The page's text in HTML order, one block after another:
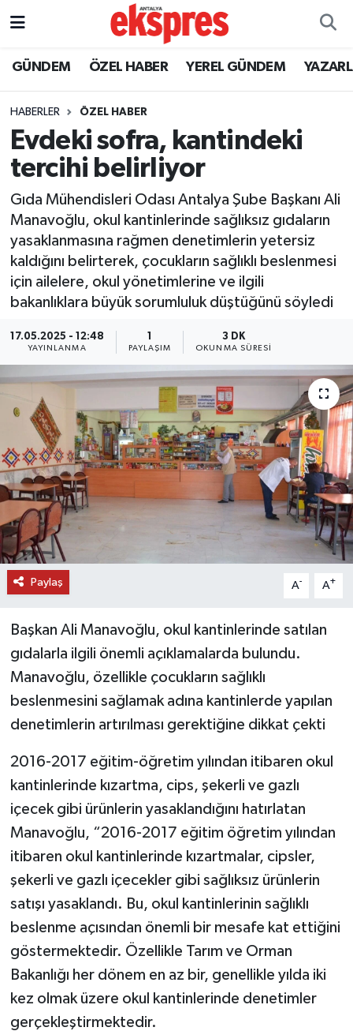
GÜNDEM ÖZEL HABER YEREL GÜNDEM
HABERLER ÖZEL HABER
Evdeki sofra, kantindeki
tercihi belirliyor
Gıda Mühendisleri Odası Antalya Şube Başkanı Ali
Manavoğlu, okul kantinlerinde sağlıksız gıdaların
yasaklanmasına rağmen denetimlerin yetersiz
kaldığını belirterek, çocukların sağlıklı beslenmesi
için ailelere, okul yönetimlerine ve ilgili
bakanlıklara büyük sorumluluk düştüğünü söyledi
17.05.2025 - 12:48
YAYINLANMA
1
PAYLAŞIM
3 DK
OKUNMA SÜRESI
Paylaş A- A+
Başkan Ali Manavoğlu, okul kantinlerinde satılan
gıdalarla ilgili önemli açıklamalarda bulundu.
Manavoğlu, özellikle çocukların sağlıklı
beslenmesini sağlamak adına kantinlerde yapılan
denetimlerin artırılması gerektiğine dikkat çekti
2016-2017 eğitim-öğretim yılından itibaren okul
kantinlerinde kızartma, cips, şekerli ve gazlı
içecek gibi ürünlerin yasaklandığını hatırlatan
Manavoğlu, “2016-2017 eğitim öğretim yılından
itibaren okul kantinlerinde kızartmalar, cipsler,
şekerli ve gazlı içecekler gibi sağlıksız ürünlerin
satışı yasaklandı. Bu, okul kantinlerinin sağlıklı
beslenme açısından önemli bir mesafe kat ettiğini
göstermektedir. Özellikle Tarım ve Orman
Bakanlığı her dönem en az bir, genellikle yılda iki
kez olmak üzere okul kantinlerinde denetimler
gerçekleştirmektedir.
ÖZEL HABER
YEREL GÜNDEM
EKONOMİ
KÜLTÜR - SANAT
SPOR
SİYASET
SAĞLIK
DÜNYA
EĞİTİM
TURİZM
RÖPORTAJ
VİDEO HABERLER
YAZARLAR
RESMİ İLAN
MAGAZİN
Nöbetçi Eczaneler
Trafik Durumu
Süper Lig Puan Durumu ve Fikstür
Tüm Manşetler
Son Dakika Haberleri
Haber Arşivi